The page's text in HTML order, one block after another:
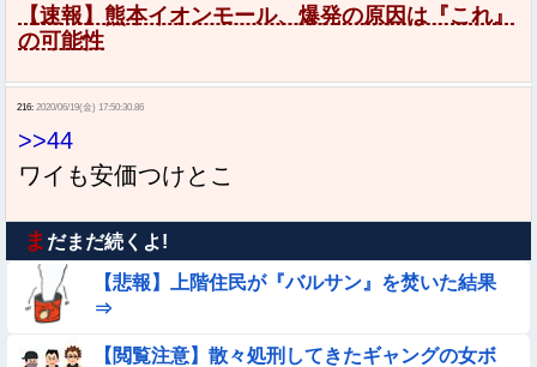
【速報】熊本イオンモール、爆発の原因は『これ』
の可能性
216: 2020/06/19(金) 17:50:30.86
>>44
ワイも安価つけとこ
ま だまだ続くよ!
【悲報】上階住民が『バルサン』を焚いた結果
⇒
【閲覧注意】散々処刑してきたギャングの女ボ